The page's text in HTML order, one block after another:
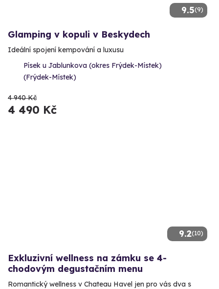
9.5(9)
Glamping v kopuli v Beskydech
Ideální spojení kempování a luxusu
Písek u Jablunkova (okres Frýdek-Místek)
(Frýdek-Místek)
4 940 Kč
4 490 Kč
9.2(10)
Exkluzivní wellness na zámku se 4-
chodovým degustačním menu
Romantický wellness v Chateau Havel jen pro vás dva s